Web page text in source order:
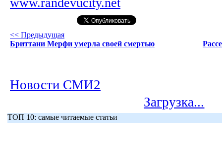
<< Предыдущая
Бриттани Мерфи умерла своей смертью
Новости СМИ2
Загрузка...
ТОП 10: самые читаемые статьи